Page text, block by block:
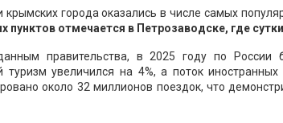
крымских города оказались в числе самых
пунктов отмечается в Петрозаводске, где
правительства, в 2025 году по России
туризм увеличился на 4%, а поток
около 32 миллионов поездок, что